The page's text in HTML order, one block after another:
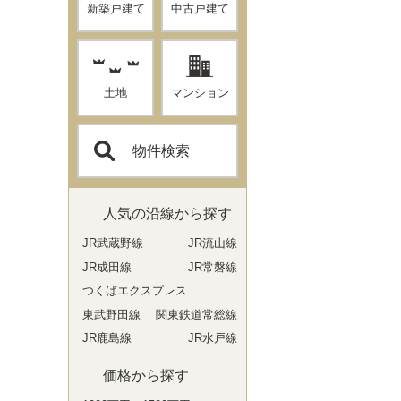
新築戸建て 中古戸建て
土地 マンション
物件検索
人気の沿線から探す
JR武蔵野線
JR流山線
JR成田線
JR常磐線
つくばエクスプレス
東武野田線
関東鉄道常総線
JR鹿島線
JR水戸線
価格から探す